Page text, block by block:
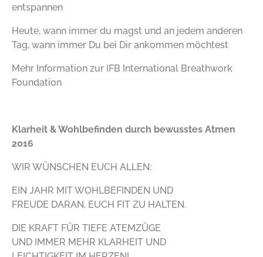
entspannen
Heute, wann immer du magst und an jedem anderen
Tag, wann immer Du bei Dir ankommen möchtest
Mehr Information zur IFB International Breathwork
Foundation
Klarheit & Wohlbefinden durch bewusstes Atmen
2016
WIR WÜNSCHEN EUCH ALLEN:
EIN JAHR MIT WOHLBEFINDEN UND
FREUDE DARAN, EUCH FIT ZU HALTEN.
DIE KRAFT FÜR TIEFE ATEMZÜGE
UND IMMER MEHR KLARHEIT UND